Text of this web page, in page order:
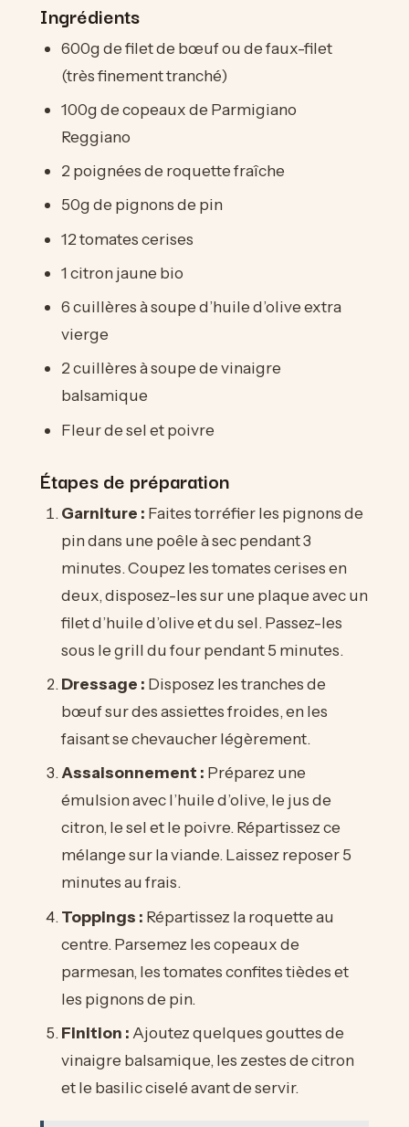
Ingrédients
600g de filet de bœuf ou de faux-filet
(très finement tranché)
100g de copeaux de Parmigiano
Reggiano
2 poignées de roquette fraîche
50g de pignons de pin
12 tomates cerises
1 citron jaune bio
6 cuillères à soupe d’huile d’olive extra
vierge
2 cuillères à soupe de vinaigre
balsamique
Fleur de sel et poivre
Étapes de préparation
Garniture : Faites torréfier les pignons de
pin dans une poêle à sec pendant 3
minutes. Coupez les tomates cerises en
deux, disposez-les sur une plaque avec un
filet d’huile d’olive et du sel. Passez-les
sous le grill du four pendant 5 minutes.
Dressage : Disposez les tranches de
bœuf sur des assiettes froides, en les
faisant se chevaucher légèrement.
Assaisonnement : Préparez une
émulsion avec l’huile d’olive, le jus de
citron, le sel et le poivre. Répartissez ce
mélange sur la viande. Laissez reposer 5
minutes au frais.
Toppings : Répartissez la roquette au
centre. Parsemez les copeaux de
parmesan, les tomates confites tièdes et
les pignons de pin.
Finition : Ajoutez quelques gouttes de
vinaigre balsamique, les zestes de citron
et le basilic ciselé avant de servir.